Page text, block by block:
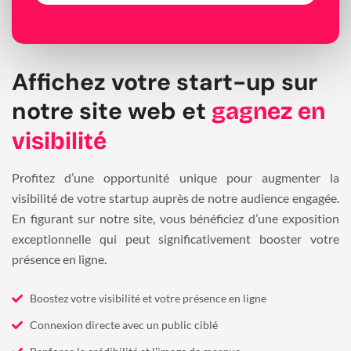
Affichez votre start-up sur
notre site web et gagnez en
visibilité
Profitez d’une opportunité unique pour augmenter la
visibilité de votre startup auprès de notre audience engagée.
En figurant sur notre site, vous bénéficiez d’une exposition
exceptionnelle qui peut significativement booster votre
présence en ligne.
Boostez votre visibilité et votre présence en ligne
Connexion directe avec un public ciblé